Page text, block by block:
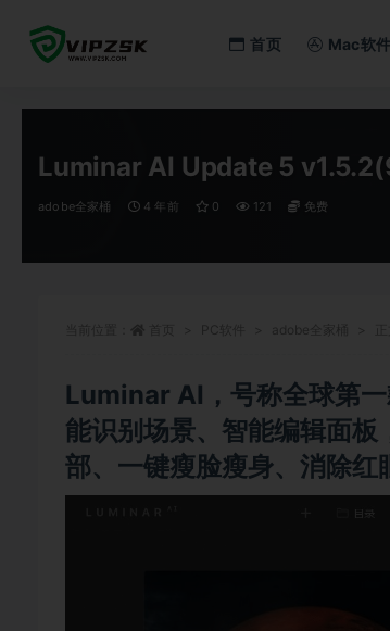
首页 Mac软件
Luminar AI Update 5
adobe全家桶 4 年前 0 121 免费
Luminar AI，号称全球第
能识别场景、智能编辑面
部、一键瘦脸瘦身、消除红